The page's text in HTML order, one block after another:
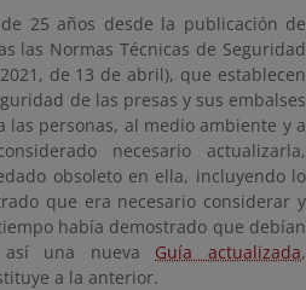
25 años desde la publicación de
las Normas Técnicas de Seguridad
de 13 de abril), que establecen
de las presas y sus embalses
personas, al medio ambiente y a
necesario actualizarla,
obsoleto en ella, incluyendo lo
que era necesario considerar y
había demostrado que debían
así una nueva Guía actualizada,
a la anterior.